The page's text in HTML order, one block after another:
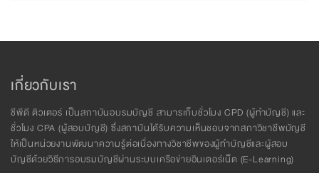
เกี่ยวกับเรา
ซีพีดี ติวเตอร์ เป็นสถาบันอบรมบัญชี สามารเก็บชั่วโมง CPD (ผู้ทำบัญชี) และ
ชั่วโมง CPA (ผู้สอบบัญชี) ซึ่งสถาบันได้รับความเห็นชอบจากสภาวิชาชีพบัญชี
ให้เป็นหน่วยงานพัฒนาความรู้ต่อเนื่องทางวิชาชีพของผู้ทำบัญชีและผู้สอบ
บัญชีด้วยวิธีการอบรมบัญชีผ่านระบบเครือข่ายอินเตอร์เน็ต (E-Learning)